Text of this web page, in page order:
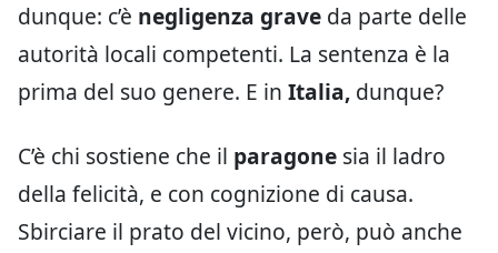
dunque: c’è negligenza grave da parte delle
autorità locali competenti. La sentenza è la
prima del suo genere. E in Italia, dunque?
C’è chi sostiene che il paragone sia il ladro
della felicità, e con cognizione di causa.
Sbirciare il prato del vicino, però, può anche